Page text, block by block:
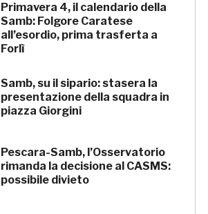
Primavera 4, il calendario della
Samb: Folgore Caratese
all’esordio, prima trasferta a
Forlì
Samb, su il sipario: stasera la
presentazione della squadra in
piazza Giorgini
Pescara-Samb, l’Osservatorio
rimanda la decisione al CASMS:
possibile divieto